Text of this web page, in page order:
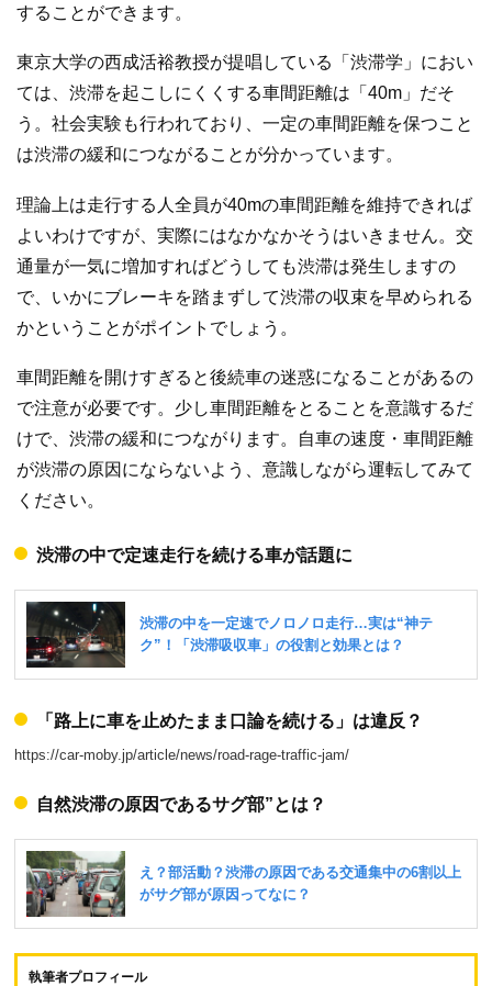
することができます。
東京大学の西成活裕教授が提唱している「渋滞学」におい
ては、渋滞を起こしにくくする車間距離は「40m」だそ
う。社会実験も行われており、一定の車間距離を保つこと
は渋滞の緩和につながることが分かっています。
理論上は走行する人全員が40mの車間距離を維持できれば
よいわけですが、実際にはなかなかそうはいきません。交
通量が一気に増加すればどうしても渋滞は発生しますの
で、いかにブレーキを踏まずして渋滞の収束を早められる
かということがポイントでしょう。
車間距離を開けすぎると後続車の迷惑になることがあるの
で注意が必要です。少し車間距離をとることを意識するだ
けで、渋滞の緩和につながります。自車の速度・車間距離
が渋滞の原因にならないよう、意識しながら運転してみて
ください。
渋滞の中で定速走行を続ける車が話題に
「路上に車を止めたまま口論を続ける」は違反？
https://car-moby.jp/article/news/road-rage-traffic-jam/
自然渋滞の原因であるサグ部”とは？
執筆者プロフィール